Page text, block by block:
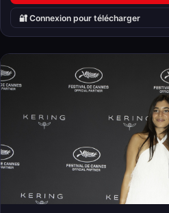
🔐 Connexion pour télécharger